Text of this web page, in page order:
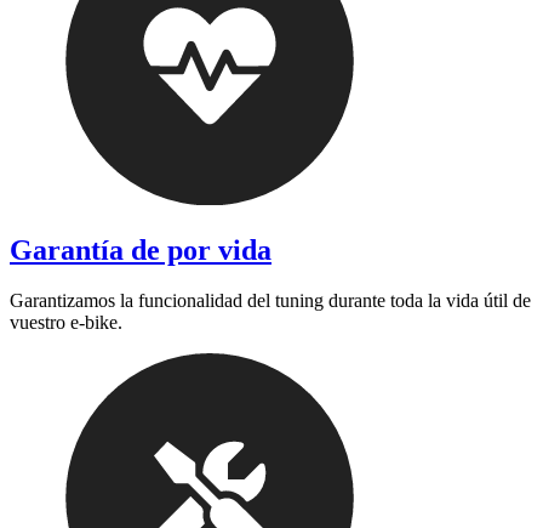
Garantía de por vida
Garantizamos la funcionalidad del tuning durante toda la vida útil de
vuestro e-bike.